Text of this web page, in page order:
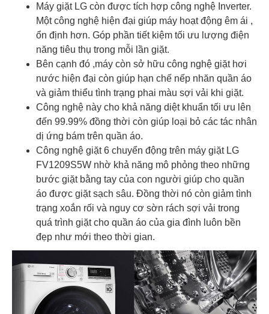
Máy giặt LG còn được tích hợp công nghệ Inverter.
Một công nghệ hiện đại giúp máy hoạt động êm ái ,
ổn định hơn. Góp phần tiết kiệm tối ưu lượng điện
năng tiêu thụ trong mỗi lần giặt.
Bên cạnh đó ,máy còn sở hữu công nghệ giặt hơi
nước hiện đại còn giúp hạn chế nếp nhăn quần áo
và giảm thiểu tình trạng phai màu sợi vải khi giặt.
Công nghệ này cho khả năng diệt khuẩn tối ưu lên
đến 99.99% đồng thời còn giúp loại bỏ các tác nhân
dị ứng bám trên quần áo.
Công nghệ giặt 6 chuyển động trên máy giặt LG
FV1209S5W nhờ khả năng mô phỏng theo những
bước giặt bằng tay của con người giúp cho quần
áo được giặt sạch sâu. Đồng thời nó còn giảm tình
trạng xoắn rối và nguy cơ sờn rách sợi vải trong
quá trình giặt cho quần áo của gia đình luôn bền
đẹp như mới theo thời gian.